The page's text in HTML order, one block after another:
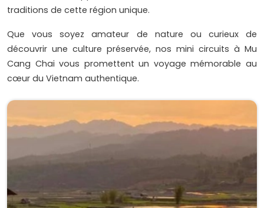
traditions de cette région unique.
Que vous soyez amateur de nature ou curieux de
découvrir une culture préservée, nos mini circuits à Mu
Cang Chai vous promettent un voyage mémorable au
cœur du Vietnam authentique.